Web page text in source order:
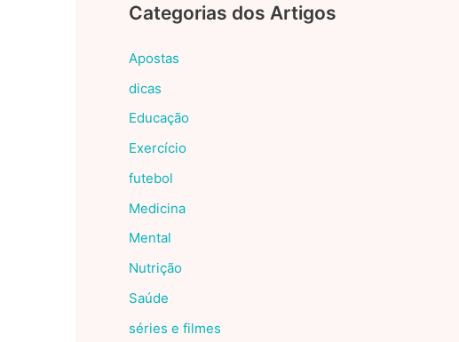
Categorias dos Artigos
Apostas
dicas
Educação
Exercício
futebol
Medicina
Mental
Nutrição
Saúde
séries e filmes